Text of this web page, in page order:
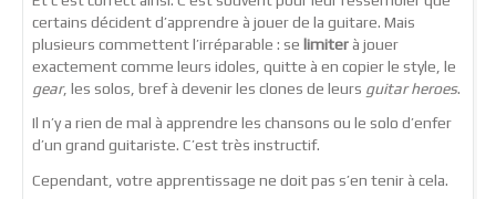
certains décident d’apprendre à jouer de la guitare. Mais
plusieurs commettent l’irréparable : se limiterà jouer
exactement comme leurs idoles, quitte à en copier le style, le
gear, les solos, bref à devenir les clones de leurs guitar heroes.
Il n’y a rien de mal à apprendre les chansons ou le solo d’enfer
d’un grand guitariste. C’est très instructif.
Cependant, votre apprentissage ne doit pas s’en tenir à cela.